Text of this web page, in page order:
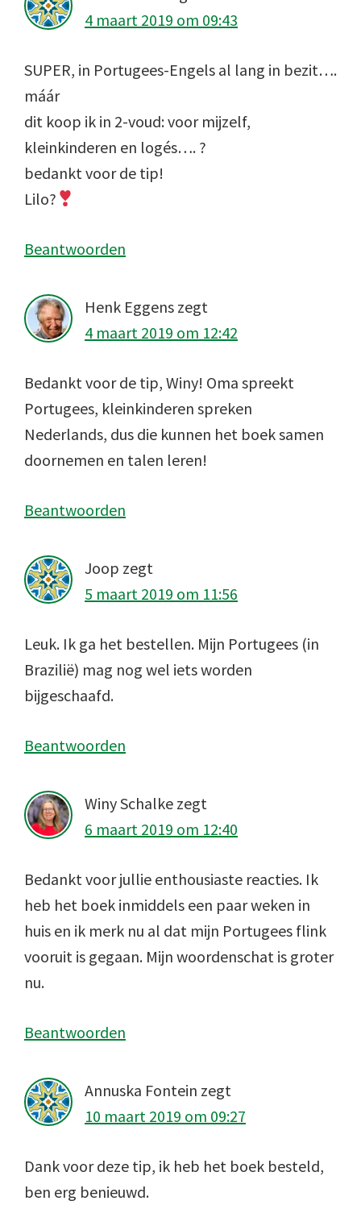
4 maart 2019 om 09:43
SUPER, in Portugees-Engels al lang in bezit….
máár
dit koop ik in 2-voud: voor mijzelf,
kleinkinderen en logés…. ?
bedankt voor de tip!
Lilo?
Beantwoorden
Henk Eggens zegt
4 maart 2019 om 12:42
Bedankt voor de tip, Winy! Oma spreekt
Portugees, kleinkinderen spreken
Nederlands, dus die kunnen het boek samen
doornemen en talen leren!
Beantwoorden
Joop zegt
5 maart 2019 om 11:56
Leuk. Ik ga het bestellen. Mijn Portugees (in
Brazilië) mag nog wel iets worden
bijgeschaafd.
Beantwoorden
Winy Schalke zegt
6 maart 2019 om 12:40
Bedankt voor jullie enthousiaste reacties. Ik
heb het boek inmiddels een paar weken in
huis en ik merk nu al dat mijn Portugees flink
vooruit is gegaan. Mijn woordenschat is groter
nu.
Beantwoorden
Annuska Fontein zegt
10 maart 2019 om 09:27
Dank voor deze tip, ik heb het boek besteld,
ben erg benieuwd.